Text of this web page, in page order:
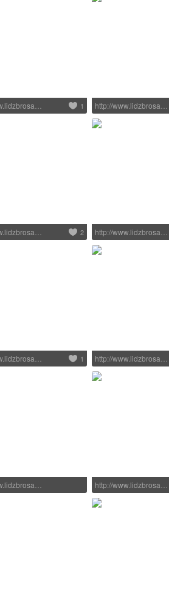
1 http://www.lidzbrosa…
2 http://www.lidzbrosa…
1 http://www.lidzbrosa…
http://www.lidzbrosa…